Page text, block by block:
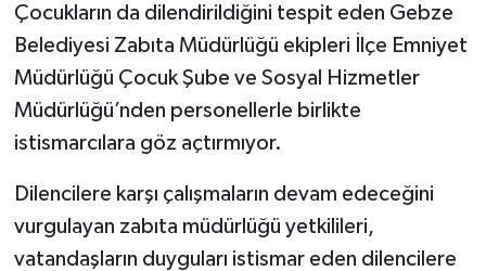
Çocukların da dilendirildiğini tespit eden Gebze
Belediyesi Zabıta Müdürlüğü ekipleri İlçe Emniyet
Müdürlüğü Çocuk Şube ve Sosyal Hizmetler
Müdürlüğü’nden personellerle birlikte
istismarcılara göz açtırmıyor.
Dilencilere karşı çalışmaların devam edeceğini
vurgulayan zabıta müdürlüğü yetkilileri,
vatandaşların duyguları istismar eden dilencilere